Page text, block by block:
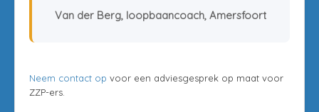
Van der Berg, loopbaancoach, Amersfoort
Neem contact op voor een adviesgesprek op maat voor
ZZP-ers.